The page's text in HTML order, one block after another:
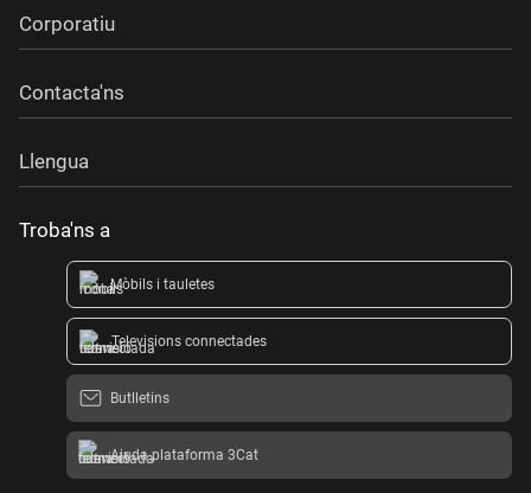
Corporatiu
Contacta'ns
Llengua
Troba'ns a
Mòbils i tauletes
Televisions connectades
Butlletins
Ajuda plataforma 3Cat